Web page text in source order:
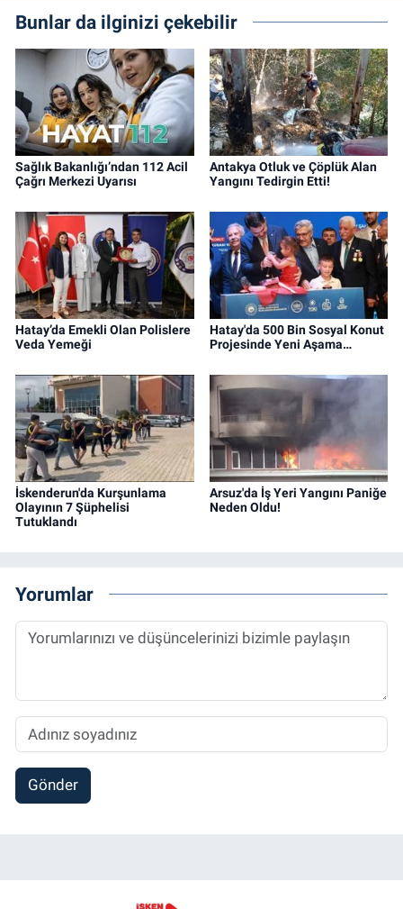
Bunlar da ilginizi çekebilir
Sağlık Bakanlığı’ndan 112 Acil
Çağrı Merkezi Uyarısı
Antakya Otluk ve Çöplük Alan
Yangını Tedirgin Etti!
Hatay’da Emekli Olan Polislere
Veda Yemeği
Hatay'da 500 Bin Sosyal Konut
Projesinde Yeni Aşama…
İskenderun'da Kurşunlama
Olayının 7 Şüphelisi
Tutuklandı
Arsuz'da İş Yeri Yangını Paniğe
Neden Oldu!
Yorumlar
Gönder